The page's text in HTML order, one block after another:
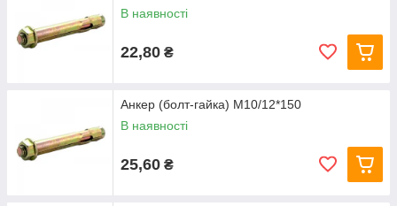
В наявності
22,80 ₴
Анкер (болт-гайка) М10/12*150
В наявності
25,60 ₴